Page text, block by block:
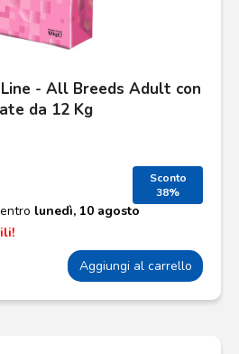
- All Breeds Adult con
da 12 Kg
Sconto
38%
entro lunedì, 10 agosto
Aggiungi al carrello